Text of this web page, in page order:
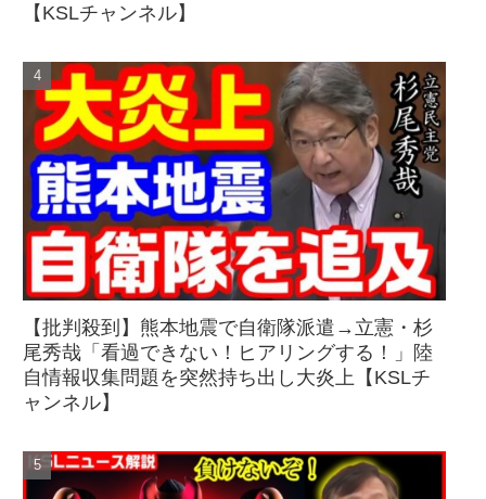
【KSLチャンネル】
【批判殺到】熊本地震で自衛隊派遣→立憲・杉
尾秀哉「看過できない！ヒアリングする！」陸
自情報収集問題を突然持ち出し大炎上【KSLチ
ャンネル】